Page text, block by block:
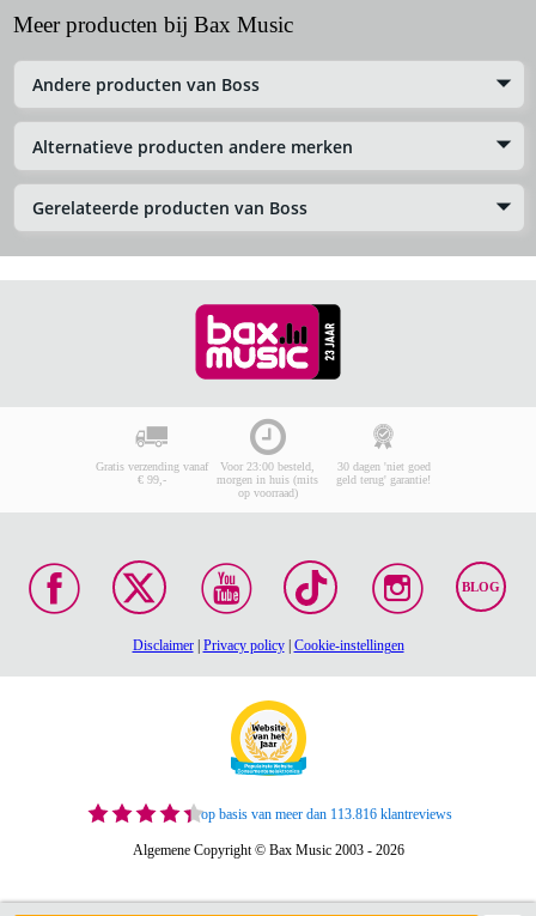
Meer producten bij Bax Music
Andere producten van Boss
Alternatieve producten andere merken
Gerelateerde producten van Boss
Gratis verzending vanaf
€ 99,-
Voor 23:00 besteld,
morgen in huis (mits
op voorraad)
30 dagen 'niet goed
geld terug' garantie!
BLOG
Disclaimer| Privacy policy| Cookie-instellingen
op basis van meer dan 113.816 klantreviews
Algemene Copyright © Bax Music 2003 - 2026